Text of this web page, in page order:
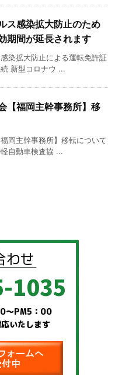
ス感染拡大防止のため
期間が延長されます
染拡大防止による運転免許証
新型コロナウ ...
【福岡主幹事務所】移
岡主幹事務所】移転について
自動車検査協 ...